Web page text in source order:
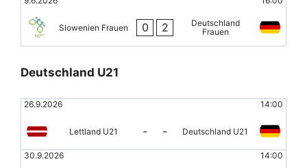
Slowenien Frauen 0 2
Deutschland
Frauen
Deutschland U21
26.9.2026 14:00
Lettland U21 - - Deutschland U21
30.9.2026 14:00